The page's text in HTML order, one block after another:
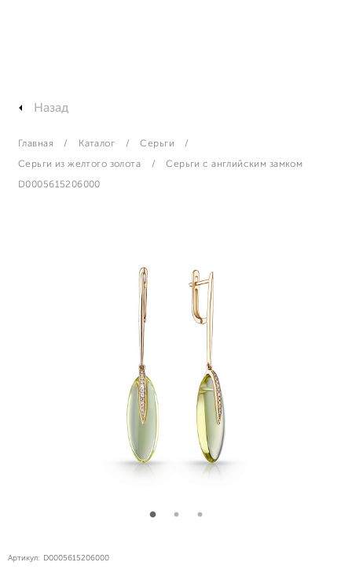
Назад
Главная Каталог Серьги
Серьги из желтого золота Серьги с английским замком
D0005615206000
Артикул: D0005615206000